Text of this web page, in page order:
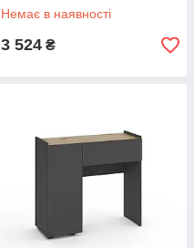
Немає в наявності
3 524 ₴